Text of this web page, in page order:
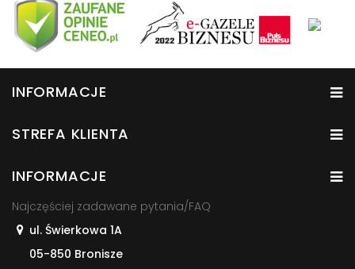
INFORMACJE
STREFA KLIENTA
INFORMACJE
Najczęściej zadawane pytania/FAQ
ul. Świerkowa 1A
05-850 Bronisze